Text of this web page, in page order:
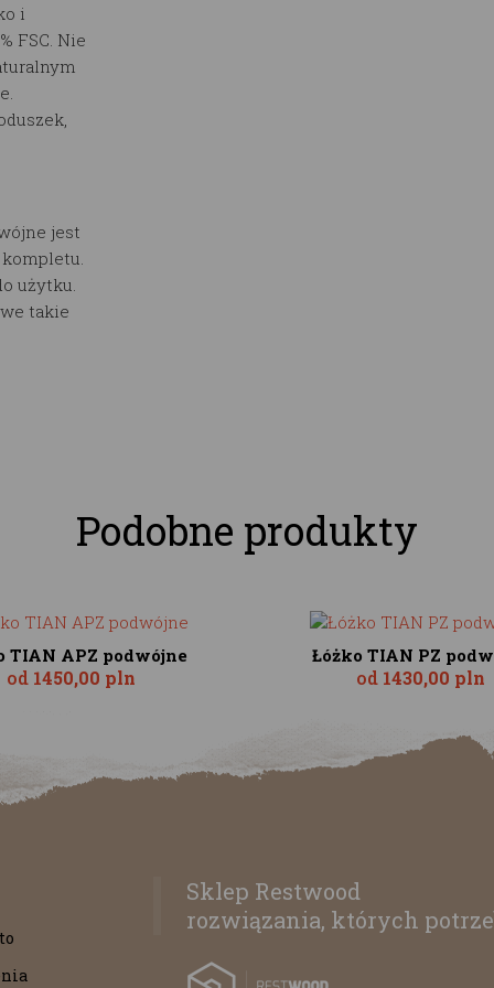
i
FSC. Nie
jest
użytku.
takie
Podobne produkty
TIAN APZ podwójne
od 1450,00 pln
Łóżko TIAN PZ
od 1430,00 pln
Sklep Restwood
rozwiązania, których